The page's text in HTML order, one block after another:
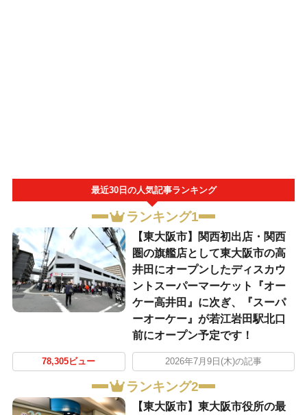
最近30日の人気記事ランキング
ランキング1
【東大阪市】関西初出店・関西
圏の旗艦店として東大阪市の高
井田にオープンしたディスカウ
ントスーパーマーケット『オー
ケー高井田』に次ぎ、『スーパ
ーオーケー』が若江岩田駅北口
前にオープン予定です！
78,305ビュー 2026年7月9日(木)の記事
ランキング2
【東大阪市】東大阪市役所の最